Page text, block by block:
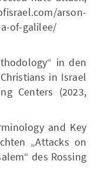
arson-
of-galilee/
in den
in Israel
Centers (2023,
and Key
„Attacks on
des Rossing